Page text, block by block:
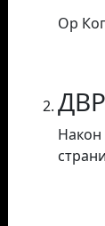
Ор
Након